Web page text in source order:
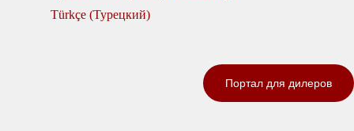
Türkçe (Турецкий)
Портал для дилеров